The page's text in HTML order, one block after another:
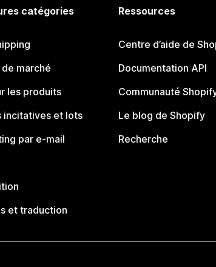
catégories
de marché
les produits
incitatives et lots
par e-mail
et traduction
Ressources
Centre d’aide de
Documentation API
Communauté
Le blog de Shopify
Recherche